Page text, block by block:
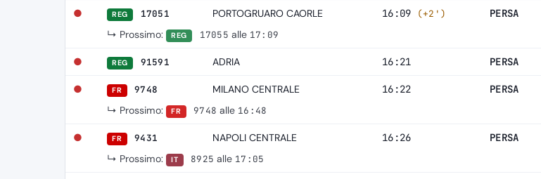
● REG 17051 PORTOGRUARO CAORLE 16:09 (+2') PERSA
↳ Prossimo: REG 17055 alle 17:09
● REG 91591 ADRIA 16:21 PERSA
● FR 9748 MILANO CENTRALE 16:22 PERSA
↳ Prossimo: FR 9748 alle 16:48
● FR 9431 NAPOLI CENTRALE 16:26 PERSA
↳ Prossimo: IT 8925 alle 17:05